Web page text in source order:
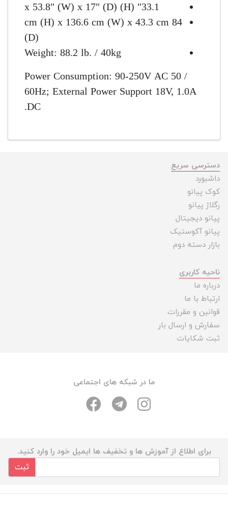
33.1" (H) x 53.8" (W) x 17" (D)
84 cm (H) x 136.6 cm (W) x 43.3 cm
(D)
Weight: 88.2 lb. / 40kg
Power Consumption: 90-250V AC 50 /
60Hz; External Power Support 18V, 1.0A
DC.
دسترسی سریع
داشبورد
کوک پیانو
رگلاژ پیانو
پیانو دیجیتال
پیانو آکوستیک
بازار دسته دوم
ناحیه کاربری
درباره ما
ارتباط با ما
قوانین و مقررات
سفارش و ارسال بار
ثبت شکایات
ما در شبکه های اجتماعی
برای اطلاع از آموزش ها و تخفیف ها ایمیل خود را وارد کنید.
ثبت